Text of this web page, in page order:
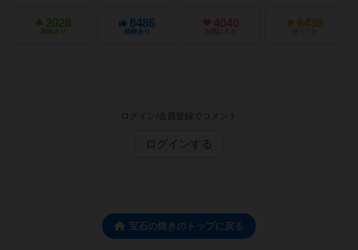
2028
興味あり
8486
経験あり
4040
お気に入り
6438
持ってる
ログイン/会員登録でコメント
ログインする
宝石の煌きのトップに戻る